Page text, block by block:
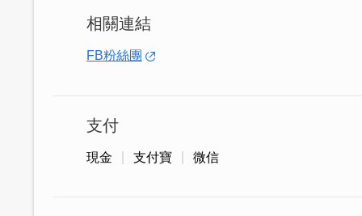
相關連結
FB粉絲團
支付
現金 支付寶 微信